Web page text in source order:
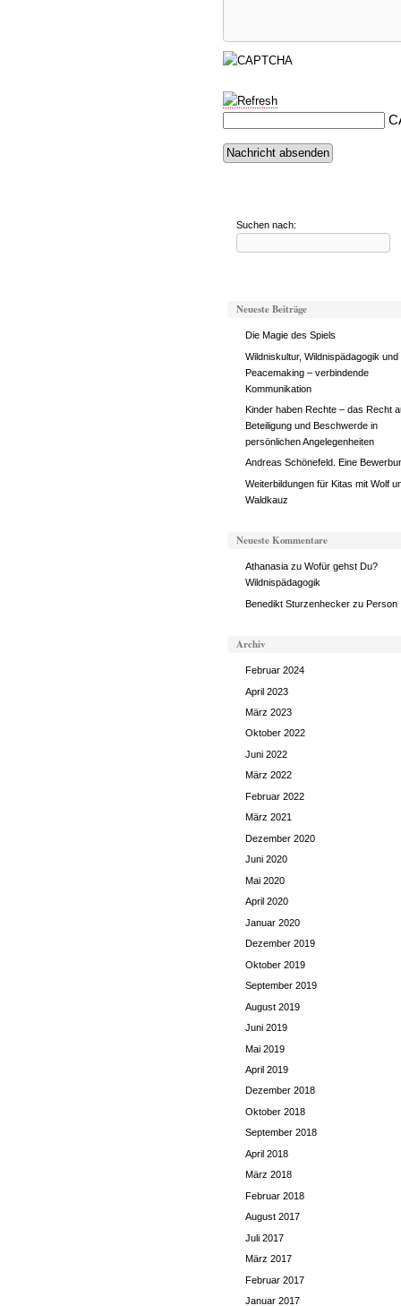
Suchen nach:
Neueste Beiträge
Die Magie des Spiels
Wildniskultur, Wildnispädagogik und
Peacemaking – verbindende
Kommunikation
Kinder haben Rechte – das Recht
Beteiligung und Beschwerde in
persönlichen Angelegenheiten
Andreas Schönefeld. Eine
Weiterbildungen für Kitas mit Wolf
Waldkauz
Neueste Kommentare
Athanasiazu Wofür gehst Du?
Wildnispädagogik
Benedikt Sturzenheckerzu Person
Archiv
Februar 2024
April 2023
März 2023
Oktober 2022
Juni 2022
März 2022
Februar 2022
März 2021
Dezember 2020
Juni 2020
Mai 2020
April 2020
Januar 2020
Dezember 2019
Oktober 2019
September 2019
August 2019
Juni 2019
Mai 2019
April 2019
Dezember 2018
Oktober 2018
September 2018
April 2018
März 2018
Februar 2018
August 2017
Juli 2017
März 2017
Februar 2017
Januar 2017